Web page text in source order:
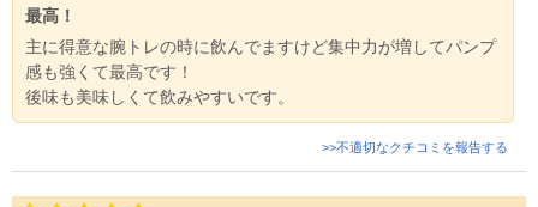
最高！
主に得意な腕トレの時に飲んでますけど集中力が増してパンプ
感も強くて最高です！
後味も美味しくて飲みやすいです。
>>不適切なクチコミを報告する